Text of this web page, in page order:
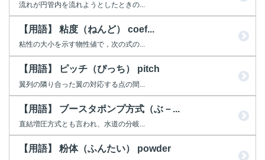
流れが円管内を流れようとしたときの...
【用語】 粘度（ねんど） coef...
粘性の大小を示す物性値で，次の式の...
【用語】 ピッチ（ぴっち） pitch
翼列の隣り合った翼の対応する点の間...
【用語】 ブースタポンプ方式（ぶ－...
直結増圧方式とも言われ、水道の分岐...
【用語】 粉体（ふんたい） powder